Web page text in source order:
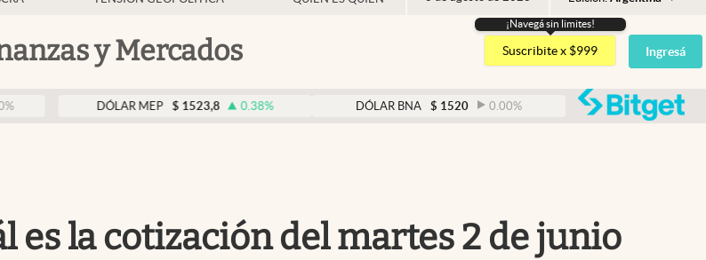
Argentina
España
USA
y Mercados
¡Navegá sin limites!
Suscribite x $999 Ingresá
$ 1523,8 0.38% $ 1520 0.00% DÓLAR BLUE $ 1530 -0.65
es la cotización del martes 2 de junio